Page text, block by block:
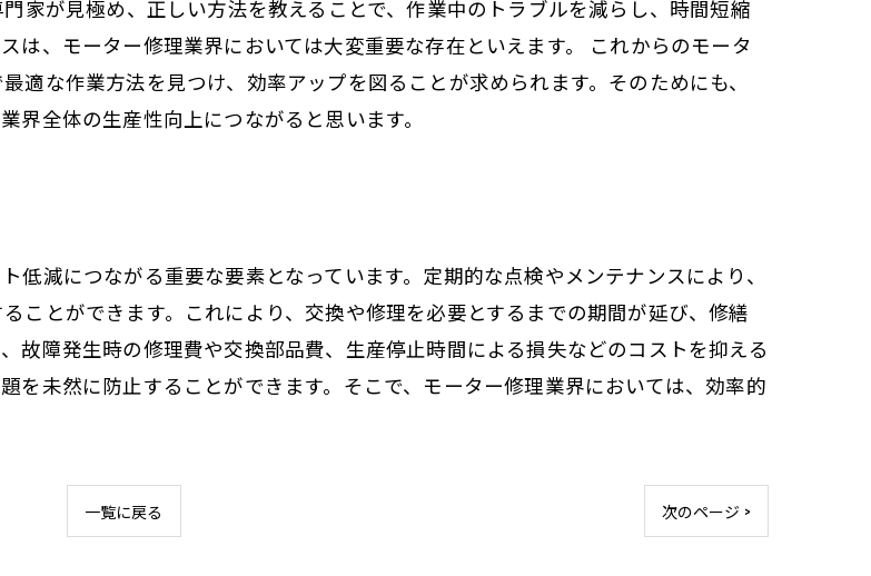
家が見極め、正しい方法を教えることで、作業中のトラブルを減らし、時間短縮
は、モーター修理業界においては大変重要な存在といえます。 これからのモータ
な作業方法を見つけ、効率アップを図ることが求められます。そのためにも、
全体の生産性向上につながると思います。
減につながる重要な要素となっています。定期的な点検やメンテナンスにより、
ことができます。これにより、交換や修理を必要とするまでの期間が延び、修繕
故障発生時の修理費や交換部品費、生産停止時間による損失などのコストを抑える
を未然に防止することができます。そこで、モーター修理業界においては、効率的
一覧に戻る 次のページ >